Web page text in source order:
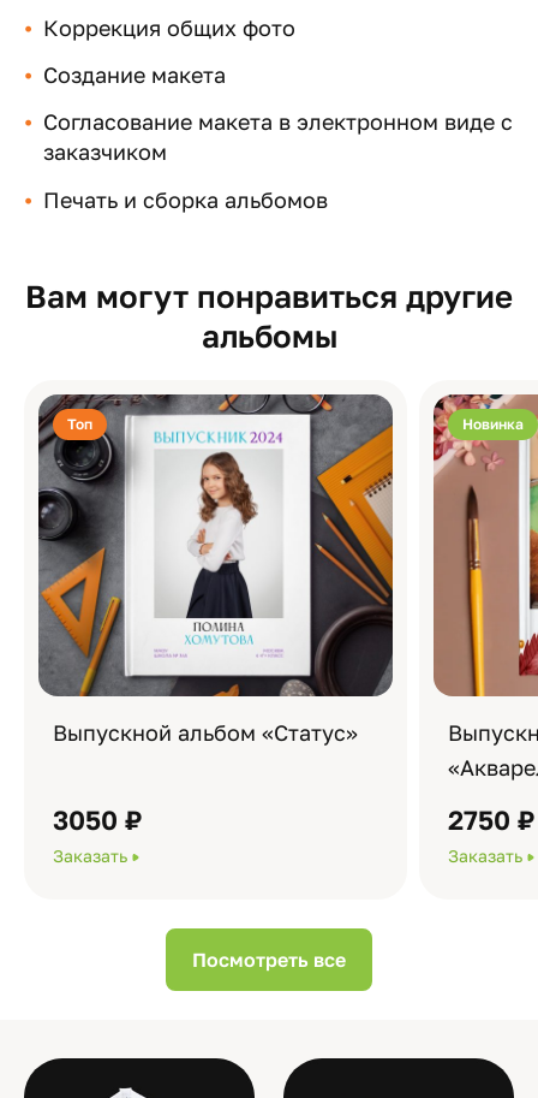
Коррекция общих фото
Создание макета
Согласование макета в электронном виде с
заказчиком
Печать и сборка альбомов
Вам могут понравиться другие
альбомы
Топ
Выпускной альбом «Статус»
3050 ₽
Заказать
Новинка
2750 ₽
Заказать
Посмотреть все